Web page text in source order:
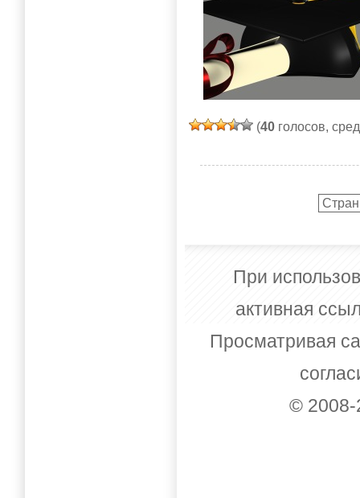
(40 голосов,
При
активная
Просматривая
©